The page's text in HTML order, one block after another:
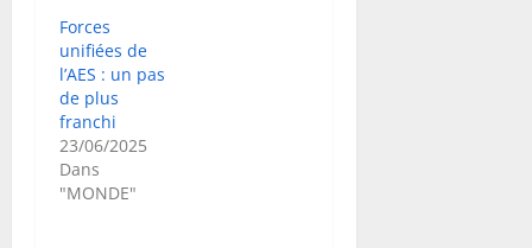
Forces
unifiées de
l’AES : un pas
de plus
franchi
23/06/2025
Dans
"MONDE"